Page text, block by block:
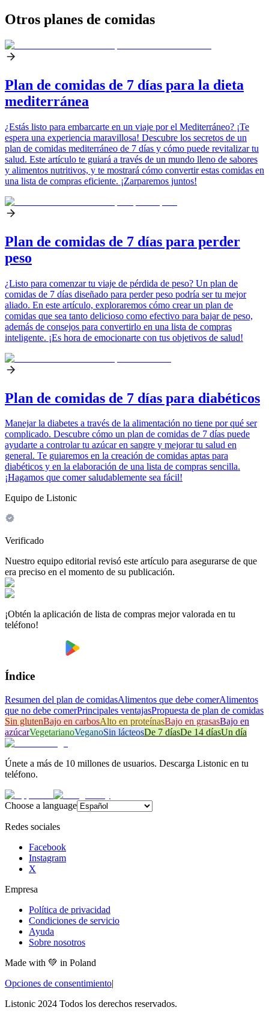
Otros planes de comidas
Plan de comidas de 7 días para la dieta
mediterránea
¿Estás listo para embarcarte en un viaje por el Mediterráneo? ¡Te
espera una experiencia maravillosa! Descubre los secretos de un
plan de comidas mediterráneo de 7 días y cómo puede revitalizar tu
salud. Este artículo te guiará a través de un mundo lleno de sabores
y alimentos nutritivos, y te mostrará cómo convertir estas comidas en
una lista de compras eficiente. ¡Zarparemos juntos!
Plan de comidas de 7 días para perder
peso
¿Listo para comenzar tu viaje de pérdida de peso? Un plan de
comidas de 7 días diseñado para perder peso podría ser tu mejor
aliado. En este artículo, exploraremos cómo crear un plan de
comidas que sea tanto delicioso como efectivo para bajar de peso,
además de consejos para convertirlo en una lista de compras
inteligente. ¡Es hora de emocionarte con tus objetivos de salud!
Plan de comidas de 7 días para diabéticos
Manejar la diabetes a través de la alimentación no tiene por qué ser
complicado. Descubre cómo un plan de comidas de 7 días puede
ayudarte a controlar tu azúcar en sangre y mejorar tu salud en
general. Te guiaremos en la creación de comidas aptas para
diabéticos y en la elaboración de una lista de compras sencilla.
¡Hagamos que comer saludablemente sea fácil!
Equipo de Listonic
Verificado
Nuestro equipo editorial revisó este artículo para asegurarse de que
era preciso en el momento de su publicación.
¡Obtén la aplicación de lista de compras mejor valorada en tu
teléfono!
Índice
Resumen del plan de comidasAlimentos que debe comerAlimentos
que no debe comerPrincipales ventajasPropuesta de plan de comidas
Sin glutenBajo en carbosAlto en proteínasBajo en grasasBajo en
azúcarVegetarianoVeganoSin lácteosDe 7 díasDe 14 díasUn día
Únete a más de 10 millones de usuarios. Descarga Listonic en tu
teléfono.
Choose a language
Redes sociales
Facebook
Instagram
X
Empresa
Política de privacidad
Condiciones de servicio
Ayuda
Sobre nosotros
Made with 💚 in Poland
Opciones de consentimiento|
Listonic 2024 Todos los derechos reservados.